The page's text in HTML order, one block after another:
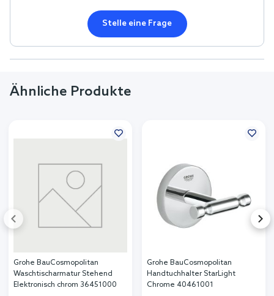
Stelle eine Frage
Ähnliche Produkte
Grohe BauCosmopolitan
Waschtischarmatur Stehend
Elektronisch chrom 36451000
Grohe BauCosmopolitan
Handtuchhalter StarLight
Chrome 40461001